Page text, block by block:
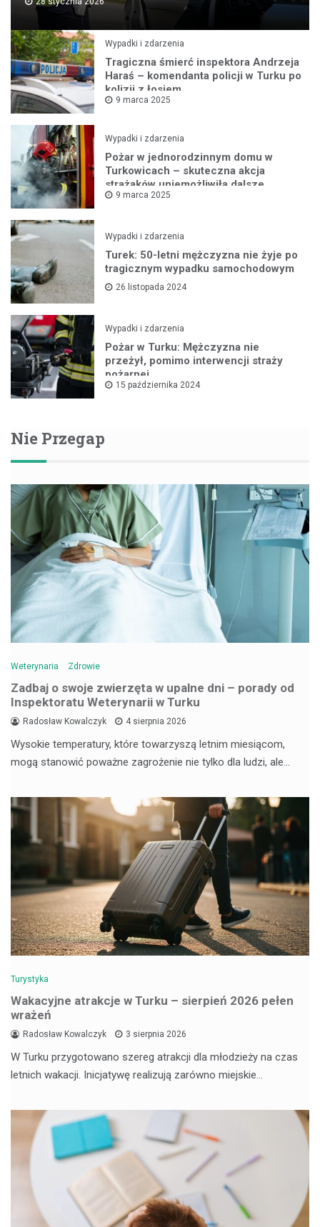
Wypadki i zdarzenia
Tragiczna śmierć inspektora Andrzeja
Haraś – komendanta policji w Turku po
kolizji z łosiem
9 marca 2025
Wypadki i zdarzenia
Pożar w jednorodzinnym domu w
Turkowicach – skuteczna akcja
strażaków uniemożliwiła dalsze
rozprzestrzenianie się ognia
9 marca 2025
Wypadki i zdarzenia
Turek: 50-letni mężczyzna nie żyje po
tragicznym wypadku samochodowym
26 listopada 2024
Wypadki i zdarzenia
Pożar w Turku: Mężczyzna nie
przeżył, pomimo interwencji straży
pożarnej
15 października 2024
Nie Przegap
Weterynaria Zdrowie
Zadbaj o swoje zwierzęta w upalne dni – porady od
Inspektoratu Weterynarii w Turku
Radosław Kowalczyk 4 sierpnia 2026
Wysokie temperatury, które towarzyszą letnim miesiącom,
mogą stanowić poważne zagrożenie nie tylko dla ludzi, ale…
Turystyka
Wakacyjne atrakcje w Turku – sierpień 2026 pełen
wrażeń
Radosław Kowalczyk 3 sierpnia 2026
W Turku przygotowano szereg atrakcji dla młodzieży na czas
letnich wakacji. Inicjatywę realizują zarówno miejskie…